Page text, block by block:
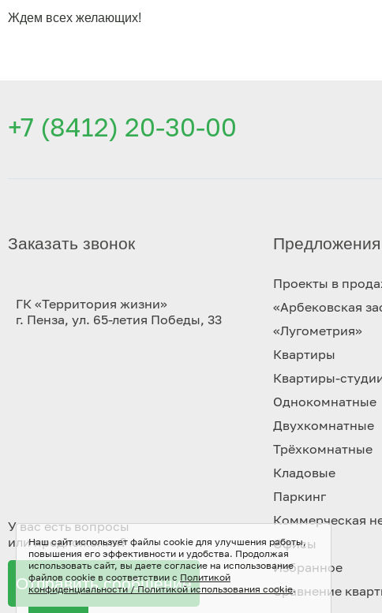
Ждем всех желающих!
+7 (8412) 20-30-00
Заказать звонок
ГК «Территория жизни»
г. Пенза, ул. 65-летия Победы, 33
У вас есть вопросы
или предложения?
Отправить сообщение
Предложения
Проекты в
«Арбековская
«Лугометрия»
Квартиры
Квартиры-
Однокомнатные
Двухкомнатные
Трёхкомнатные
Кладовые
Паркинг
Коммерческая
Офисы
Избранное
Сравнение
Наш сайт использует файлы cookie для улучшения работы,
повышения его эффективности и удобства. Продолжая
использовать сайт, вы даете согласие на использование
файлов cookie в соответствии с Политикой
конфиденциальности / Политикой использования cookie.